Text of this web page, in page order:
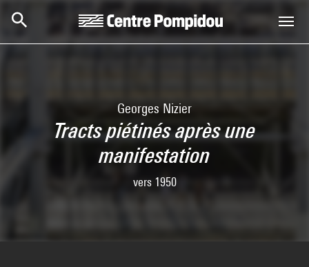
Georges Nizier
Tracts piétinés après une
manifestation
vers 1950